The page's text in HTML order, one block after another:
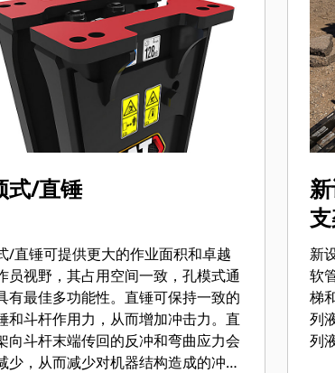
式/直锤
/直锤可提供更大的作业面积和卓越
员视野，其占用空间一致，孔模式通
有最佳多功能性。直锤可保持一致的
和斗杆作用力，从而增加冲击力。直
向斗杆末端传回的反冲和弯曲应力会
少，从而减少对机器结构造成的冲
新
软
梯
列
列